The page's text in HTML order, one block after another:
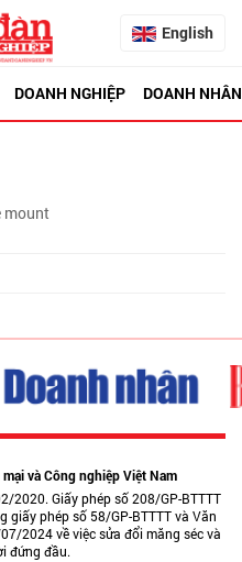
English
DOANH NGHIỆP DOANH NHÂN
mount
và Công nghiệp Việt Nam
2020. Giấy phép số 208/GP-BTTTT
phép số 58/GP-BTTTT và Văn
2024 về việc sửa đổi măng séc và
đứng đầu.